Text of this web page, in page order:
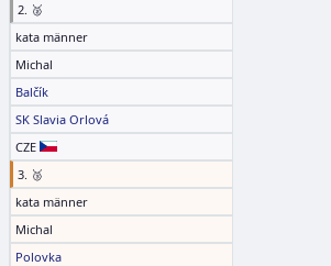
2. 🥈
kata männer
Michal
Balčík
SK Slavia Orlová
CZE
3. 🥉
kata männer
Michal
Polovka